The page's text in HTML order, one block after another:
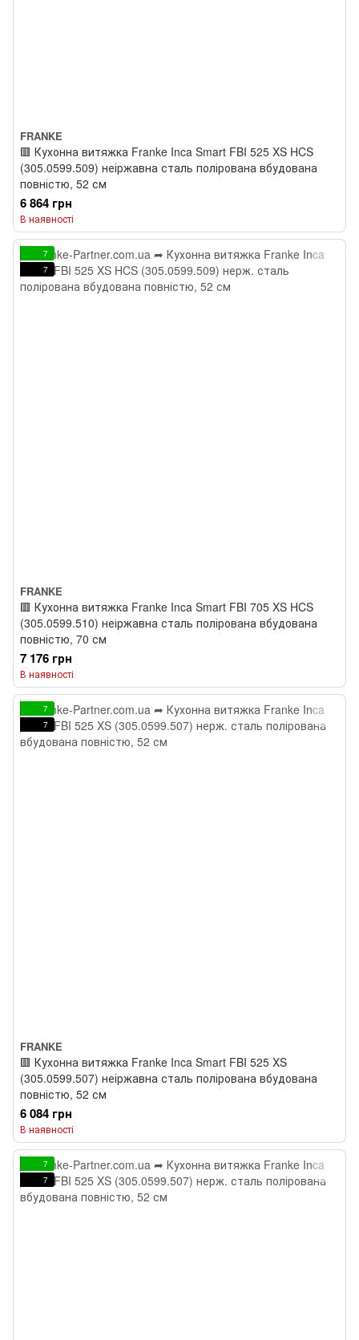
FRANKE
🟥 Кухонна витяжка Franke Inca Smart FBI 525 XS HCS
(305.0599.509) неіржавна сталь полірована вбудована
повністю, 52 см
6 864 грн
В наявності
7
7
FRANKE
🟥 Кухонна витяжка Franke Inca Smart FBI 705 XS HCS
(305.0599.510) неіржавна сталь полірована вбудована
повністю, 70 см
7 176 грн
В наявності
7
7
FRANKE
🟥 Кухонна витяжка Franke Inca Smart FBI 525 XS
(305.0599.507) неіржавна сталь полірована вбудована
повністю, 52 см
6 084 грн
В наявності
7
7